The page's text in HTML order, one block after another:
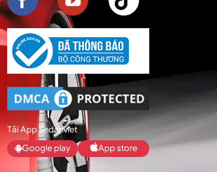
Tải App Sedanviet
Google play
App store